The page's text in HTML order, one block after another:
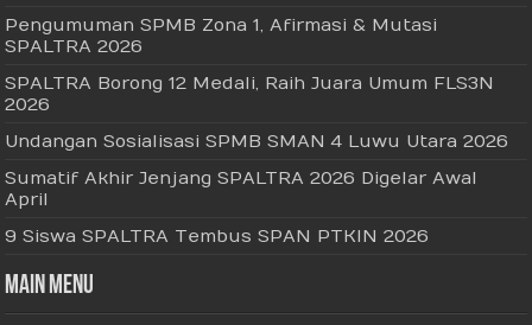
Pengumuman SPMB Zona 1, Afirmasi & Mutasi
SPALTRA 2026
SPALTRA Borong 12 Medali, Raih Juara Umum FLS3N
2026
Undangan Sosialisasi SPMB SMAN 4 Luwu Utara 2026
Sumatif Akhir Jenjang SPALTRA 2026 Digelar Awal
April
9 Siswa SPALTRA Tembus SPAN PTKIN 2026
Main Menu